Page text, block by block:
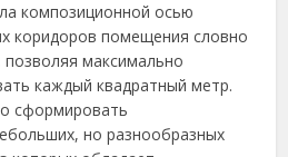
композиционной осью
коридоров помещения словно
максимально
каждый квадратный метр.
сформировать
но разнообразных